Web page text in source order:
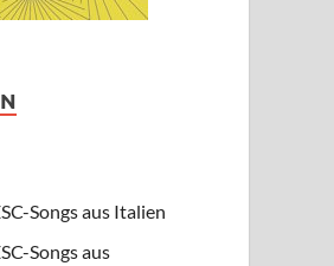
Songs aus Italien
Songs aus